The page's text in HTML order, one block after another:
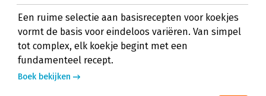
Een ruime selectie aan basisrecepten voor koekjes
vormt de basis voor eindeloos variëren. Van simpel
tot complex, elk koekje begint met een
fundamenteel recept.
Boek bekijken